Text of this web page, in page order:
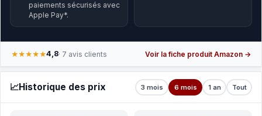
paiements sécurisés avec
Apple Pay*.
★★★★★4,8· 7 avis clients Voir la fiche produit Amazon →
📈Historique des prix 3 mois 6 mois 1 an Tout